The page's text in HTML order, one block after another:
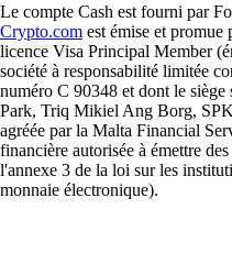
Le compte Cash est fourni par
Crypto.com est émise et
licence Visa Principal Member
société à responsabilité limitée
numéro C 90348 et dont le
Park, Triq Mikiel Ang Borg,
agréée par la Malta Financial
financière autorisée à émettre
l'annexe 3 de la loi sur les
monnaie électronique).